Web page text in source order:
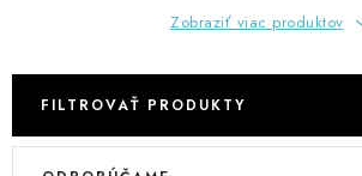
Kontakty Doprava a platba
Zobraziť viac produktov
FILTROVAŤ PRODUKTY
V
R